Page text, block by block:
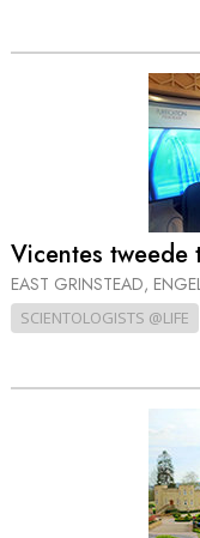
Vicentes tweede
EAST GRINSTEAD,
SCIENTOLOGISTS @LIFE